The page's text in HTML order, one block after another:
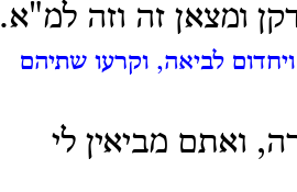
ומצאן זה וזה למ"א.
לביאה, וקרעו שתיהם
ואתם מביאין לי